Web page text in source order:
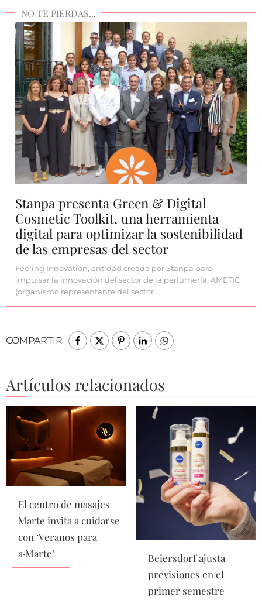
Stanpa presenta Green & Digital
Cosmetic Toolkit, una herramienta
digital para optimizar la sostenibilidad
de las empresas del sector
Feeling Innovation, entidad creada por Stanpa para
impulsar la innovación del sector de la perfumería, AMETIC
(organismo representante del sector…
COMPARTIR
Artículos relacionados
El centro de masajes
Marte invita a cuidarse
con ‘Veranos para
a·Marte’
Beiersdorf ajusta
previsiones en el
primer semestre